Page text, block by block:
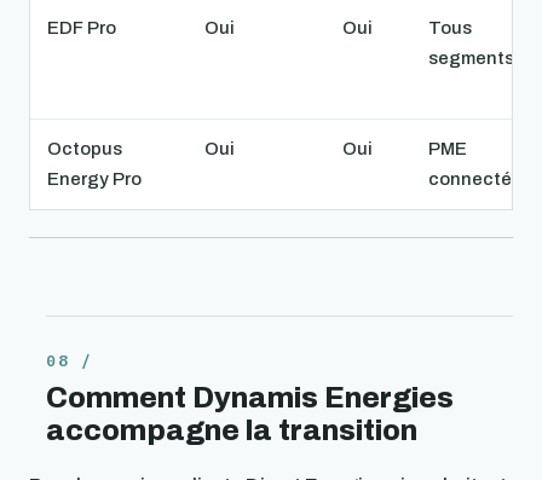
EDF Pro Oui Oui
Tous
segments
Octopus
Energy Pro
Oui Oui
PME
connectées
Comment Dynamis Energies
accompagne la transition